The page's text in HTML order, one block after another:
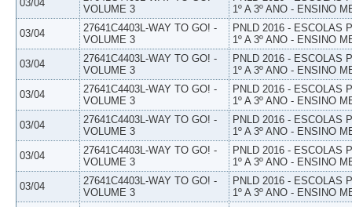
03/04
VOLUME 3
1º A 3º ANO - ENSINO
03/04
27641C4403L-WAY TO GO! -
VOLUME 3
PNLD 2016 - ESCOLAS
1º A 3º ANO - ENSINO
03/04
27641C4403L-WAY TO GO! -
VOLUME 3
PNLD 2016 - ESCOLAS
1º A 3º ANO - ENSINO
03/04
27641C4403L-WAY TO GO! -
VOLUME 3
PNLD 2016 - ESCOLAS
1º A 3º ANO - ENSINO
03/04
27641C4403L-WAY TO GO! -
VOLUME 3
PNLD 2016 - ESCOLAS
1º A 3º ANO - ENSINO
03/04
27641C4403L-WAY TO GO! -
VOLUME 3
PNLD 2016 - ESCOLAS
1º A 3º ANO - ENSINO
03/04
27641C4403L-WAY TO GO! -
VOLUME 3
PNLD 2016 - ESCOLAS
1º A 3º ANO - ENSINO